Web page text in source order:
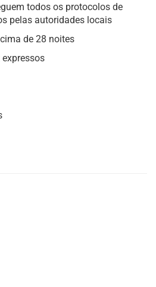
todos os protocolos de
pelas autoridades locais
de 28 noites